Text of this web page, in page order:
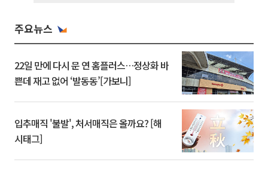
주요뉴스
22일 만에 다시 문 연 홈플러스…정상화 바
쁜데 재고 없어 ‘발동동’[가보니]
입추매직 '불발', 처서매직은 올까요? [해
시태그]